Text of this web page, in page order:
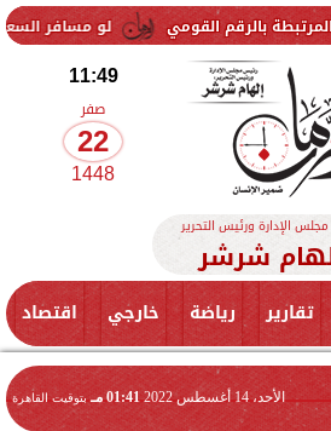
لو مسافر السعودية... سعر الريال القومي
11:49
صفر
22
1448
الإدارة ورئيس التحرير
شرشر
تقارير رياضة خارجي اقتصاد
الأحد، 14 أغسطس 2022 01:41 مـ بتوقيت القاهرة